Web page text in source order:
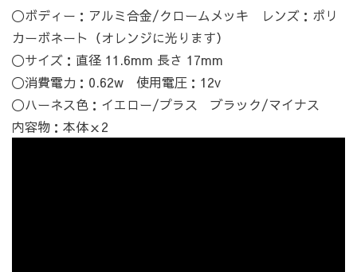
〇ボディー：アルミ合金/クロームメッキ レンズ：ポリ
カーボネート（オレンジに光ります）
〇サイズ：直径 11.6mm 長さ 17mm
〇消費電力：0.62w 使用電圧：12v
〇ハーネス色：イエロー/プラス ブラック/マイナス
内容物：本体ｘ2